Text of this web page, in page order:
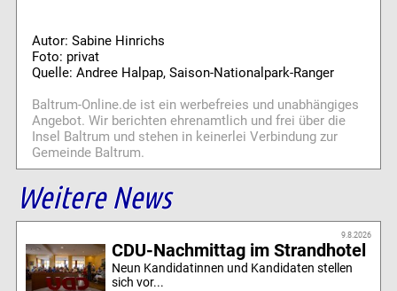
Autor: Sabine Hinrichs
Foto: privat
Quelle: Andree Halpap, Saison-Nationalpark-Ranger
Baltrum-Online.de ist ein werbefreies und unabhängiges
Angebot. Wir berichten ehrenamtlich und frei über die
Insel Baltrum und stehen in keinerlei Verbindung zur
Gemeinde Baltrum.
Weitere News
9.8.2026
CDU-Nachmittag im Strandhotel
Neun Kandidatinnen und Kandidaten stellen
sich vor...